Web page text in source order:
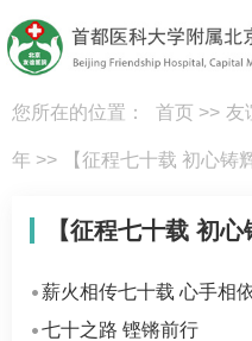
您所在的位置： 首页 >> 友
年 >> 【征程七十载 初心铸
【征程七十载 初
薪火相传七十载 心手相
七十之路 铿锵前行